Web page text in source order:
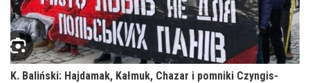
K. Baliński: Hajdamak, Kałmuk, Chazar i pomniki Czyngis-